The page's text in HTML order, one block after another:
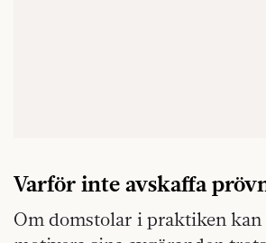
Varför inte avskaffa
Om domstolar i praktiken kan